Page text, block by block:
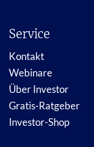
Service
Kontakt
Webinare
Über Investor
Gratis-Ratgeber
Investor-Shop